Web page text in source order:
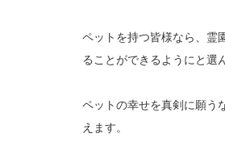
ペットを持つ皆様なら、霊
ることができるようにと選
ペットの幸せを真剣に願う
えます。